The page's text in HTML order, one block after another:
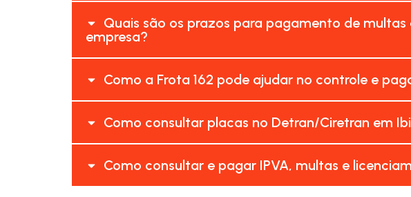
Quais são os prazos para pagamento de
empresa?
Como a Frota 162 pode ajudar no controle e
Como consultar placas no Detran/Ciretran em
Como consultar e pagar IPVA, multas e